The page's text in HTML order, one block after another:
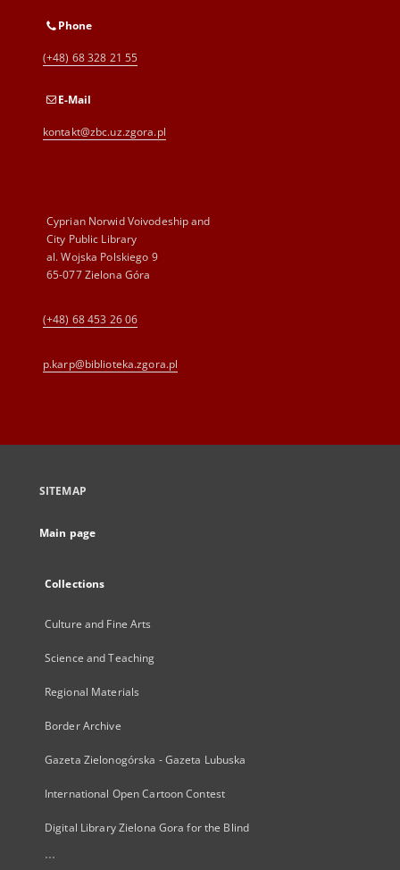
Phone
(+48) 68 328 21 55
E-Mail
kontakt@zbc.uz.zgora.pl
Cyprian Norwid Voivodeship and
City Public Library
al. Wojska Polskiego 9
65-077 Zielona Góra
(+48) 68 453 26 06
p.karp@biblioteka.zgora.pl
SITEMAP
Main page
Collections
Culture and Fine Arts
Science and Teaching
Regional Materials
Border Archive
Gazeta Zielonogórska - Gazeta Lubuska
International Open Cartoon Contest
Digital Library Zielona Gora for the Blind
...